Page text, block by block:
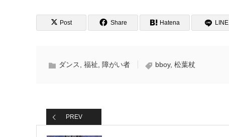
Post Share Hatena LINE
ダンス, 福祉, 障がい者 bboy, 松葉杖
PREV